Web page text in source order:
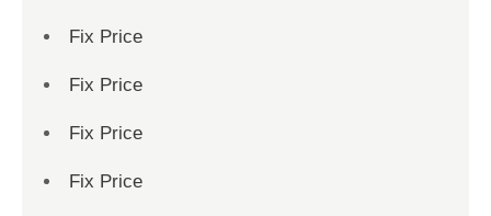
Fix Price
Fix Price
Fix Price
Fix Price